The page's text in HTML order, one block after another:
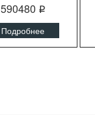
590480 q
Подробнее